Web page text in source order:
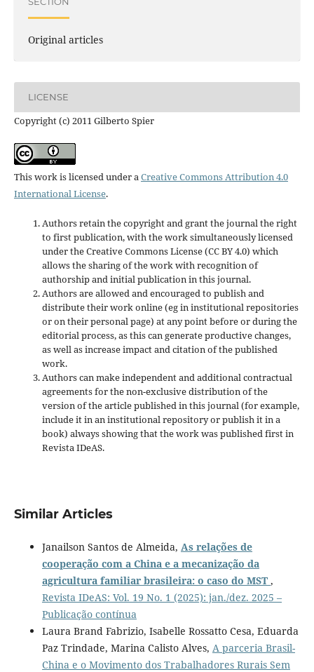
Original articles
LICENSE
Copyright (c) 2011 Gilberto Spier
This work is licensed under a Creative Commons Attribution 4.0
International License.
Authors retain the copyright and grant the journal the right
to first publication, with the work simultaneously licensed
under the Creative Commons License (CC BY 4.0) which
allows the sharing of the work with recognition of
authorship and initial publication in this journal.
Authors are allowed and encouraged to publish and
distribute their work online (eg in institutional repositories
or on their personal page) at any point before or during the
editorial process, as this can generate productive changes,
as well as increase impact and citation of the published
work.
Authors can make independent and additional contractual
agreements for the non-exclusive distribution of the
version of the article published in this journal (for example,
include it in an institutional repository or publish it in a
book) always showing that the work was published firstin
Revista IDeAS.
Similar Articles
Janailson Santos de Almeida, As relações de
cooperação com a China e a mecanização da
agricultura familiar brasileira: o caso do MST ,
Revista IDeAS: Vol. 19 No. 1 (2025): jan./dez. 2025 –
Publicação contínua
Laura Brand Fabrizio, Isabelle Rossatto Cesa, Eduarda
Paz Trindade, Marina Calisto Alves, A parceria Brasil-
China e o Movimento dos Trabalhadores Rurais Sem